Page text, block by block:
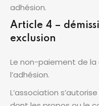
adhésion.
Article 4 –
exclusion
Le non-paiement de
l’adhésion.
L’association